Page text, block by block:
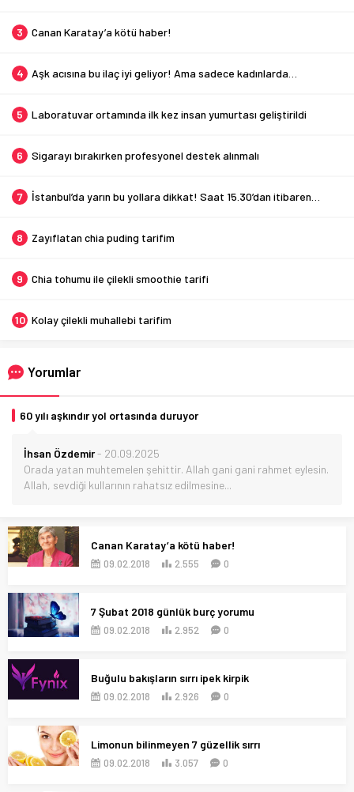
3 Canan Karatay’a kötü haber!
4 Aşk acısına bu ilaç iyi geliyor! Ama sadece kadınlarda…
5 Laboratuvar ortamında ilk kez insan yumurtası geliştirildi
6 Sigarayı bırakırken profesyonel destek alınmalı
7 İstanbul’da yarın bu yollara dikkat! Saat 15.30’dan itibaren…
8 Zayıflatan chia puding tarifim
9 Chia tohumu ile çilekli smoothie tarifi
10 Kolay çilekli muhallebi tarifim
Yorumlar
60 yılı aşkındır yol ortasında duruyor
İhsan Özdemir- 20.09.2025
Orada yatan muhtemelen şehittir. Allah gani gani rahmet eylesin.
Allah, sevdiği kullarının rahatsız edilmesine...
Canan Karatay’a kötü haber!
09.02.2018 2.555 0
7 Şubat 2018 günlük burç yorumu
09.02.2018 2.952 0
Buğulu bakışların sırrı ipek kirpik
09.02.2018 2.926 0
Limonun bilinmeyen 7 güzellik sırrı
09.02.2018 3.057 0